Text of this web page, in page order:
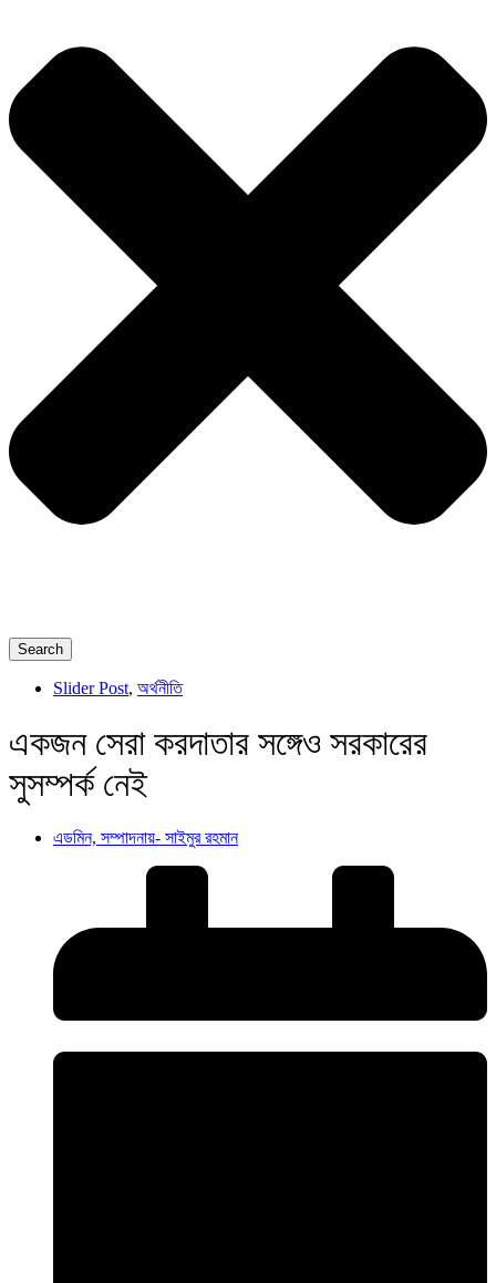
Search
Slider Post, অর্থনীতি
একজন সেরা করদাতার সঙ্গেও সরকারের
সুসম্পর্ক নেই
এডমিন, সম্পাদনায়- সাইমুর রহমান